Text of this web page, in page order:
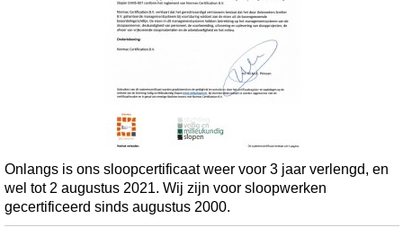
Onlangs is ons sloopcertificaat weer voor 3 jaar verlengd, en
wel tot 2 augustus 2021. Wij zijn voor sloopwerken
gecertificeerd sinds augustus 2000.